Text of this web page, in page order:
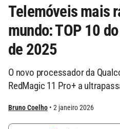
Telemóveis mais
mundo: TOP 10
de 2025
O novo processador da
RedMagic 11 Pro+ a
Bruno Coelho 2 janeiro 2026